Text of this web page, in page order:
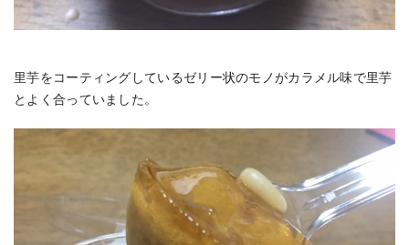
里芋をコーティングしているゼリー状のモノがカラメル味で里芋
とよく合っていました。